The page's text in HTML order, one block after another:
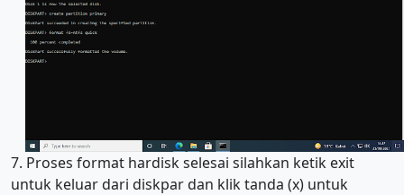
7. Proses format hardisk selesai silahkan ketik exit
untuk keluar dari diskpar dan klik tanda (x) untuk